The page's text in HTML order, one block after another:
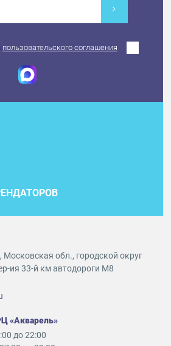
пользовательского соглашения
обл., городской округ
ия 33-й км автодороги М8
«Акварель»
до 22:00